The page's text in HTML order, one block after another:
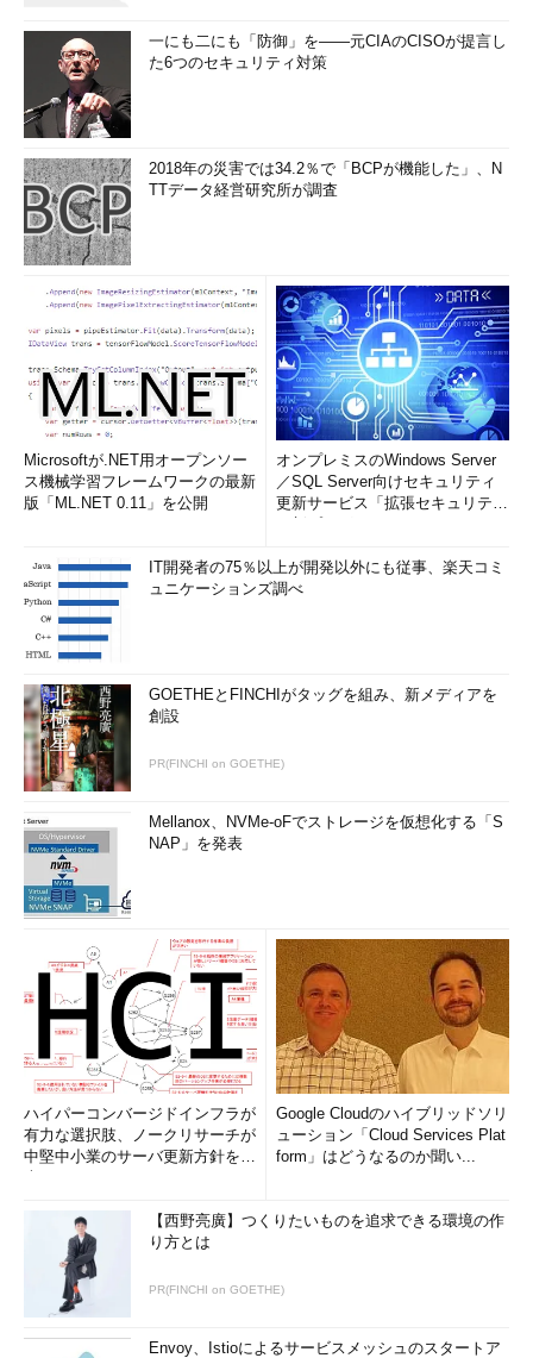
一にも二にも「防御」を――元CIAのCISOが提言し
た6つのセキュリティ対策
2018年の災害では34.2％で「BCPが機能した」、N
TTデータ経営研究所が調査
Microsoftが.NET用オープンソー
ス機械学習フレームワークの最新
版「ML.NET 0.11」を公開
オンプレミスのWindows Server
／SQL Server向けセキュリティ
更新サービス「拡張セキュリティ
IT開発者の75％以上が開発以外にも従事、楽天コミ
ュニケーションズ調べ
GOETHEとFINCHIがタッグを組み、新メディアを
創設
PR(FINCHI on GOETHE)
Mellanox、NVMe-oFでストレージを仮想化する「S
NAP」を発表
ハイパーコンバージドインフラが
有力な選択肢、ノークリサーチが
中堅中小業のサーバ更新方針を調
Google Cloudのハイブリッドソリ
ューション「Cloud Services Plat
form」はどうなるのか聞い...
【西野亮廣】つくりたいものを追求できる環境の作
り方とは
PR(FINCHI on GOETHE)
Envoy、Istioによるサービスメッシュのスタートア